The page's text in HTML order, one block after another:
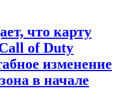
что карту
of Duty
изменение
в начале